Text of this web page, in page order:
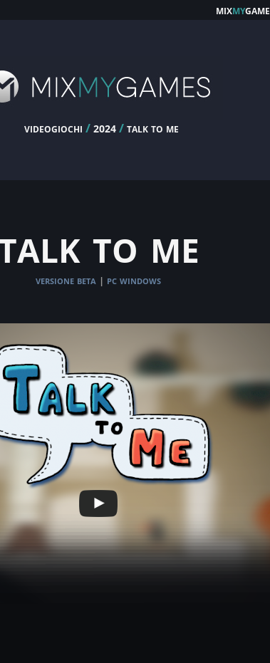
mixmy
videogiochi / 2024 /talk to me
to me
versione beta | pc windows